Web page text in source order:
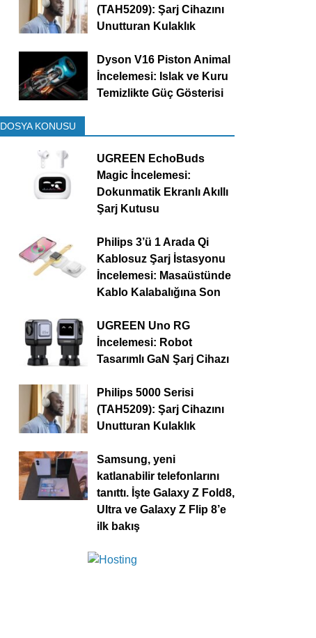
(TAH5209): Şarj Cihazını
Unutturan Kulaklık
Dyson V16 Piston Animal
İncelemesi: Islak ve Kuru
Temizlikte Güç Gösterisi
DOSYA KONUSU
UGREEN EchoBuds
Magic İncelemesi:
Dokunmatik Ekranlı Akıllı
Şarj Kutusu
Philips 3’ü 1 Arada Qi
Kablosuz Şarj İstasyonu
İncelemesi: Masaüstünde
Kablo Kalabalığına Son
UGREEN Uno RG
İncelemesi: Robot
Tasarımlı GaN Şarj Cihazı
Philips 5000 Serisi
(TAH5209): Şarj Cihazını
Unutturan Kulaklık
Samsung, yeni
katlanabilir telefonlarını
tanıttı. İşte Galaxy Z Fold8,
Ultra ve Galaxy Z Flip 8’e
ilk bakış